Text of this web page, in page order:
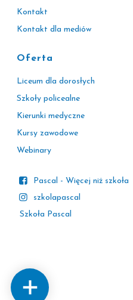
Kontakt
Kontakt dla mediów
Oferta
Liceum dla dorosłych
Szkoły policealne
Kierunki medyczne
Kursy zawodowe
Webinary
Pascal - Więcej niż szkoła
szkolapascal
Szkoła Pascal